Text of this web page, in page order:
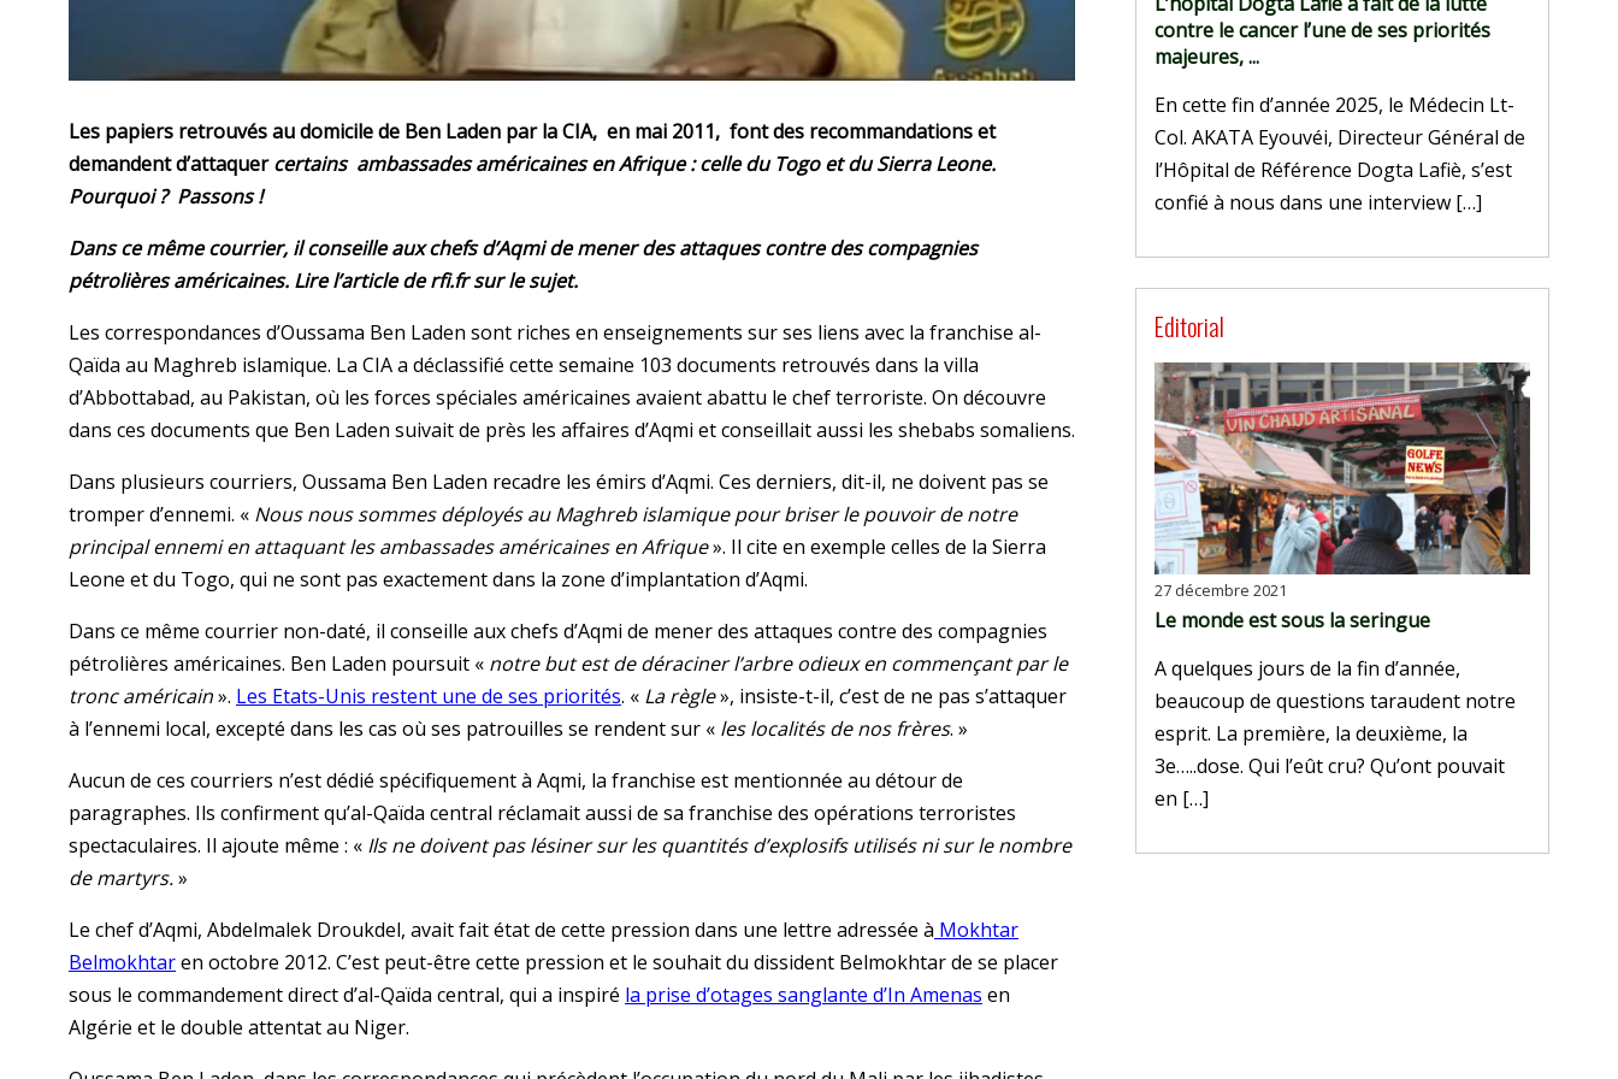
Les papiers retrouvés au domicile de Ben Laden par la CIA, en mai 2011, font des recommandations et
demandent d’attaquercertains ambassades américaines en Afrique : celle du Togo et du Sierra Leone.
Pourquoi ? Passons !
Dans ce même courrier, il conseille aux chefs d’Aqmi de mener des attaques contre des compagnies
pétrolières américaines. Lire l’article de rfi.fr sur le sujet.
Les correspondances d’Oussama Ben Laden sont riches en enseignements sur ses liens avec la franchise al-
Qaïda au Maghreb islamique. La CIA a déclassifié cette semaine 103 documents retrouvés dans la villa
d’Abbottabad, au Pakistan, où les forces spéciales américaines avaient abattu le chef terroriste. On découvre
dans ces documents que Ben Laden suivait de près les affaires d’Aqmi et conseillait aussi les shebabs somaliens.
Dans plusieurs courriers, Oussama Ben Laden recadre les émirs d’Aqmi. Ces derniers, dit-il, ne doivent pas se
tromper d’ennemi. « Nous nous sommes déployés au Maghreb islamique pour briser le pouvoir de notre
principal ennemi en attaquant les ambassades américaines en Afrique». Il cite en exemple celles de la Sierra
Leone et du Togo, qui ne sont pas exactement dans la zone d’implantation d’Aqmi.
Dans ce même courrier non-daté, il conseille aux chefs d’Aqmi de mener des attaques contre des compagnies
pétrolières américaines. Ben Laden poursuit « notre but est de déraciner l’arbre odieux en commençant par le
tronc américain». Les Etats-Unis restent une de ses priorités. « La règle», insiste-t-il, c’est de ne pas s’attaquer
à l’ennemi local, excepté dans les cas où ses patrouilles se rendent sur « les localités de nos frères. »
Aucun de ces courriers n’est dédié spécifiquement à Aqmi, la franchise est mentionnée au détour de
paragraphes. Ils confirment qu’al-Qaïda central réclamait aussi de sa franchise des opérations terroristes
spectaculaires. Il ajoute même : « Ils ne doivent pas lésiner sur les quantités d’explosifs utilisés ni sur le nombre
de martyrs.»
Le chef d’Aqmi, Abdelmalek Droukdel, avait fait état de cette pression dans une lettre adressée à Mokhtar
Belmokhtaren octobre 2012. C’est peut-être cette pression et le souhait du dissident Belmokhtar de se placer
sous le commandement direct d’al-Qaïda central, qui a inspiré la prise d’otages sanglante d’In Amenas en
Algérie et le double attentat au Niger.
contre le cancer l’une de ses priorités
majeures, ...
En cette fin d’année 2025, le Médecin Lt-
Col. AKATA Eyouvéi, Directeur Général de
l’Hôpital de Référence Dogta Lafiè, s’est
confié à nous dans une interview […]
Editorial
27 décembre 2021
Le monde est sous la seringue
A quelques jours de la fin d’année,
beaucoup de questions taraudent notre
esprit. La première, la deuxième, la
3e…..dose. Qui l’eût cru? Qu’ont pouvait
en […]